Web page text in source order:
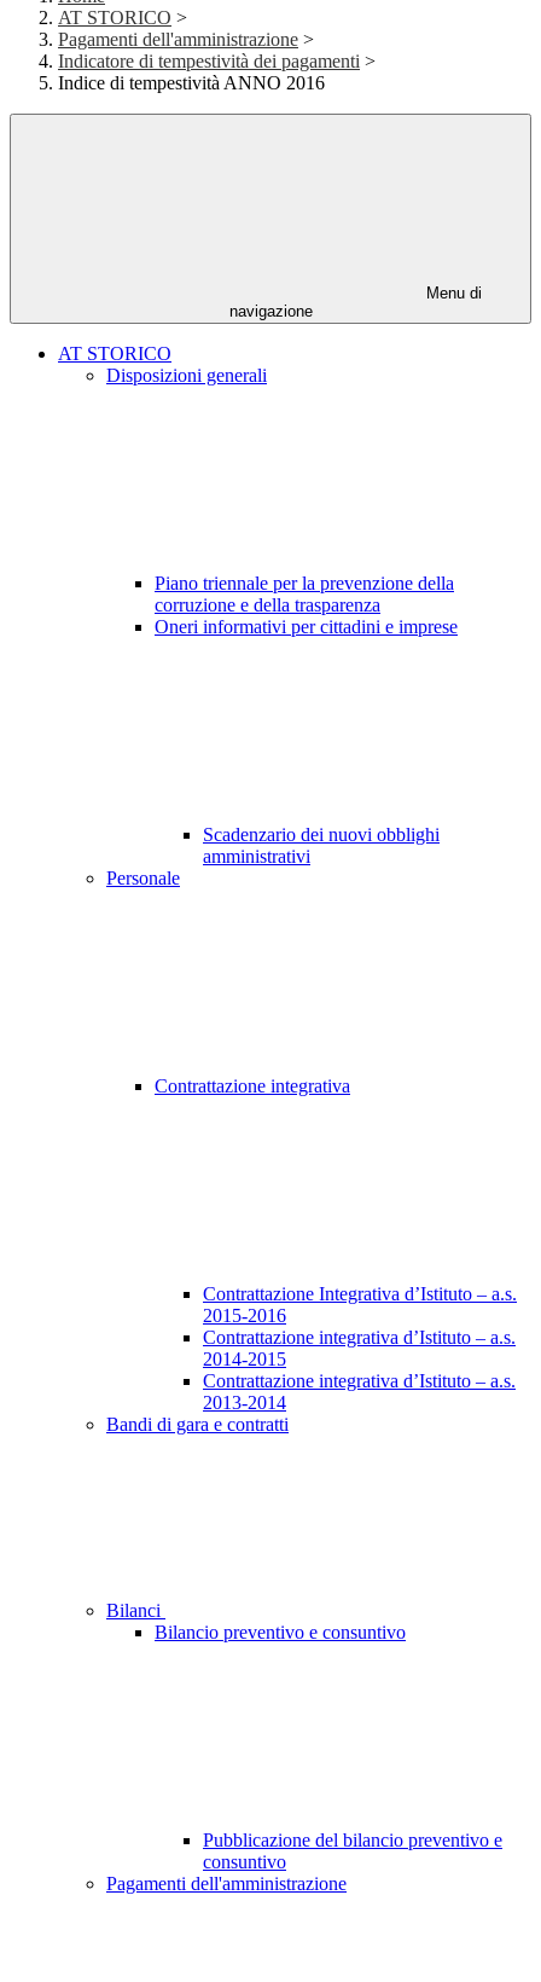
AT STORICO >
Pagamenti dell'amministrazione >
Indicatore di tempestività dei pagamenti >
Indice di tempestività ANNO 2016
Menu di
navigazione
AT STORICO
Disposizioni generali
Piano triennale per la prevenzione della
corruzione e della trasparenza
Oneri informativi per cittadini e imprese
Scadenzario dei nuovi obblighi
amministrativi
Personale
Contrattazione integrativa
Contrattazione Integrativa d’Istituto – a.s.
2015-2016
Contrattazione integrativa d’Istituto – a.s.
2014-2015
Contrattazione integrativa d’Istituto – a.s.
2013-2014
Bandi di gara e contratti
Bilanci
Bilancio preventivo e consuntivo
Pubblicazione del bilancio preventivo e
consuntivo
Pagamenti dell'amministrazione